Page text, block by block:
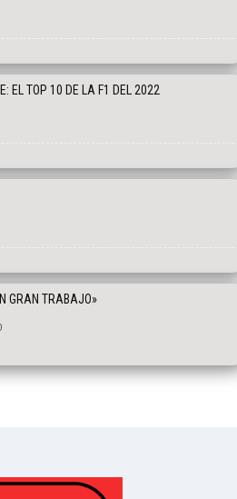
EL TOP 10 DE LA F1 DEL 2022
GRAN TRABAJO»